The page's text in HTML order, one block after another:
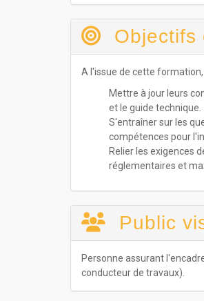
Objectifs
A l'issue de cette
Mettre à jour leurs
et le guide technique.
S'entraîner sur les
compétences pour
Relier les exigences
réglementaires et
Public
Personne assurant
conducteur de travaux).